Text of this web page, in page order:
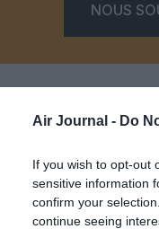
Air Journal - Do
If you wish to opt-out
sensitive information
confirm your
continue seeing
NOUS